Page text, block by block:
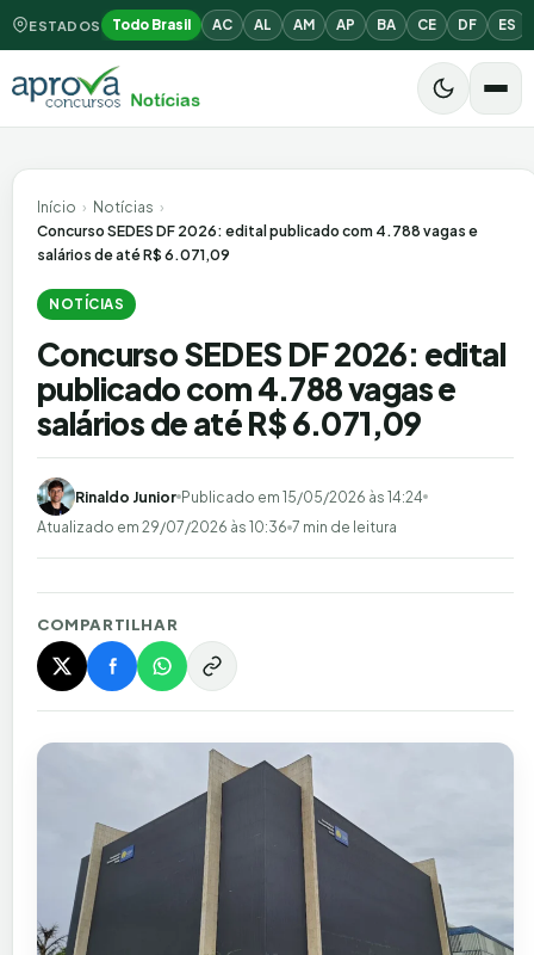
ESTADOS Todo Brasil AC AL AM AP BA CE DF ES
Início › Notícias ›
Concurso SEDES DF 2026: edital publicado com 4.788 vagas e
salários de até R$ 6.071,09
NOTÍCIAS
Concurso SEDES DF 2026: edital
publicado com 4.788 vagas e
salários de até R$ 6.071,09
Rinaldo Junior Publicado em 15/05/2026 às 14:24
Atualizado em 29/07/2026 às 10:36 7 min de leitura
COMPARTILHAR